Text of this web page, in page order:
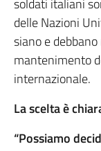
soldati italiani
delle Nazioni
siano e
mantenimento
internazionale.
La scelta è
“Possiamo